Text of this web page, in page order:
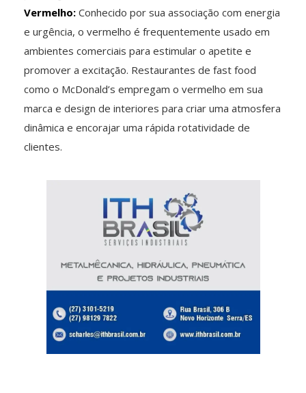
Vermelho: Conhecido por sua associação com energia
e urgência, o vermelho é frequentemente usado em
ambientes comerciais para estimular o apetite e
promover a excitação. Restaurantes de fast food
como o McDonald’s empregam o vermelho em sua
marca e design de interiores para criar uma atmosfera
dinâmica e encorajar uma rápida rotatividade de
clientes.